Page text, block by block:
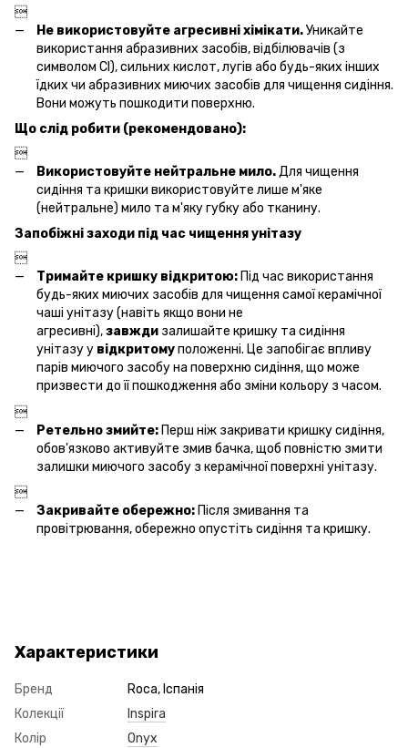

Не використовуйте агресивні хімікати.Уникайте
використання абразивних засобів, відбілювачів (з
символом Cl), сильних кислот, лугів або будь-яких інших
їдких чи абразивних миючих засобів для чищення сидіння.
Вони можуть пошкодити поверхню.
Що слід робити (рекомендовано):

Використовуйте нейтральне мило.Для чищення
сидіння та кришки використовуйте лише м'яке
(нейтральне) мило та м'яку губку або тканину.
Запобіжні заходи під час чищення унітазу

Тримайте кришку відкритою: Під час використання
будь-яких миючих засобів для чищення самої керамічної
чаші унітазу (навіть якщо вони не
агресивні),завжди залишайте кришку та сидіння
унітазу у відкритомуположенні. Це запобігає впливу
парів миючого засобу на поверхню сидіння, що може
призвести до її пошкодження або зміни кольору з часом.

Ретельно змийте: Перш ніж закривати кришку сидіння,
обов'язково активуйте змив бачка, щоб повністю змити
залишки миючого засобу з керамічної поверхні унітазу.

Закривайте обережно: Після змивання та
провітрювання, обережно опустіть сидіння та кришку.
Характеристики
Бренд
Roca, Іспанія
Колекції
Inspira
Колір
Onyx